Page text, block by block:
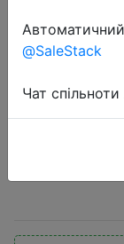
Емкий
Тройная
@SaleStack
Чат